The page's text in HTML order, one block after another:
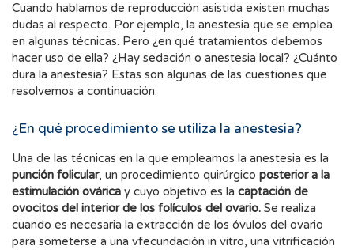
Cuando hablamos de reproducción asistida
dudas al respecto. Por ejemplo, la anestesia que se emplea
en algunas técnicas. Pero ¿en qué tratamientos debemos
hacer uso de ella? ¿Hay sedación o anestesia local? ¿Cuánto
dura la anestesia? Estas son algunas de las cuestiones que
resolvemos a continuación.
¿En qué procedimiento se utiliza la anestesia?
Una de las técnicas en la que empleamos la anestesia es la
punción folicular, un procedimiento quirúrgico posterior a la
estimulación ovárica y cuyo objetivo es la captación de
ovocitos del interior de los folículos del ovario. Se realiza
cuando es necesaria la extracción de los óvulos del ovario
para someterse a una vfecundación in vitro, una vitrificación